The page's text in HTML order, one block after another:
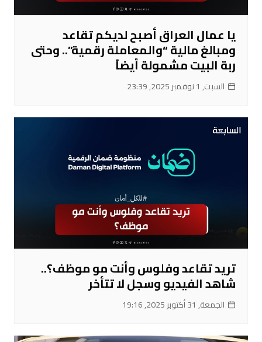
يا عمال العراق أصبح لديكم تقاعد
ومبالغ مالية “والمعاملة رقمية”.. وحتى
ربة البيت مشمولة أيضاً
السبت, 1 نوفمبر 2025, 23:39
تريد تقاعد وفلوس وأنت مو موظف؟..
شاهد الفيديو وسجل لا تتأخر
الجمعة, 31 أكتوبر 2025, 19:16